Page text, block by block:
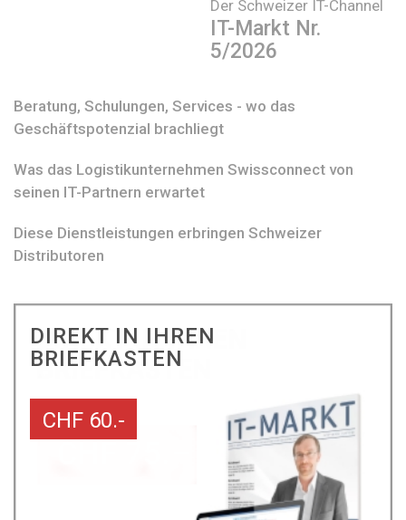
Der Schweizer IT-Channel
IT-Markt Nr.
5/2026
Beratung, Schulungen, Services - wo das
Geschäftspotenzial brachliegt
Was das Logistikunternehmen Swissconnect von
seinen IT-Partnern erwartet
Diese Dienstleistungen erbringen Schweizer
Distributoren
DIREKT IN IHREN
BRIEFKASTEN
CHF 60.-